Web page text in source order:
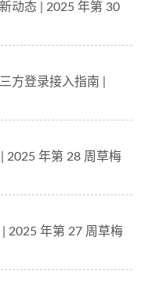
动态 | 2025 年第 30
方登录接入指南 |
2025 年第 28 周草梅
2025 年第 27 周草梅